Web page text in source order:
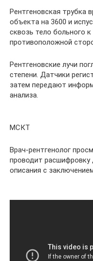
Рентгеновская трубка
объекта на 3600 и
сквозь тело больного
противоположной
Рентгеновские лучи
степени. Датчики
затем передают
анализа.
МСКТ
Врач-рентгенолог
проводит расшифровку
описания с